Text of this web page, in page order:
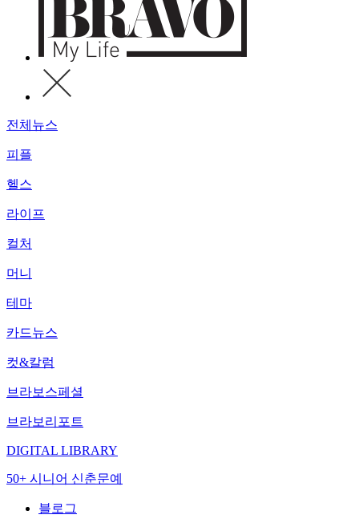
전체뉴스
피플
헬스
라이프
컬처
머니
테마
카드뉴스
컷&칼럼
브라보스페셜
브라보리포트
DIGITAL LIBRARY
50+ 시니어 신춘문예
블로그